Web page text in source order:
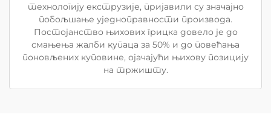
технологију екструзије, пријавили су значајно
побољшање уједноправности производа.
Постојанство њихових грицка довело је до
смањења жалби купаца за 50% и до повећања
поновљених куповине, ојачајући њихову позицију
на тржишту.